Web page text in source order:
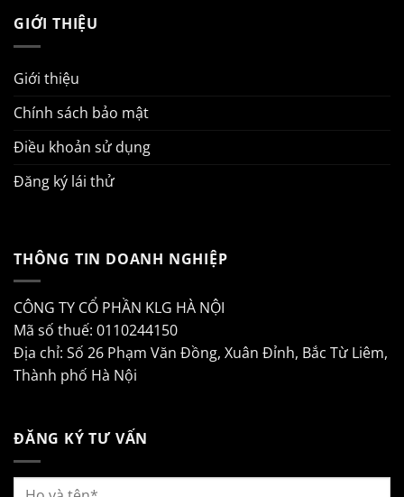
GIỚI THIỆU
Giới thiệu
Chính sách bảo mật
Điều khoản sử dụng
Đăng ký lái thử
THÔNG TIN DOANH NGHIỆP
CÔNG TY CỔ PHẦN KLG HÀ NỘI
Mã số thuế: 0110244150
Địa chỉ: Số 26 Phạm Văn Đồng, Xuân Đỉnh, Bắc Từ Liêm,
Thành phố Hà Nội
ĐĂNG KÝ TƯ VẤN